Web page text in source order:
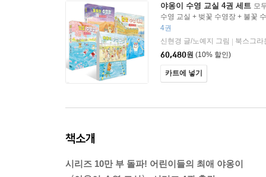
야옹이 수영 교실 4권 세트 모
수영 교실 + 벚꽃 수영장 + 불꽃
4권
신현경 글/노예지 그림
북스그라
60,480원 (10% 할인)
카트에 넣기
책소개
시리즈 10만 부 돌파! 어린이들의 최애 야옹이